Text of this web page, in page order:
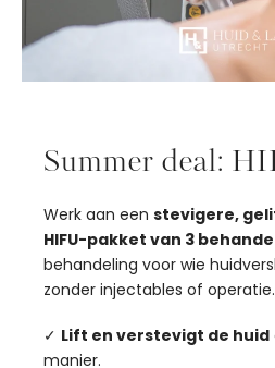
Summer deal:
Werk aan een stevigere,
HIFU-pakket van 3
behandeling voor wie
zonder injectables of operatie.
✓ Lift en verstevigt de huid
manier.